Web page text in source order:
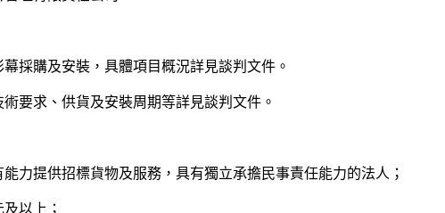
採購及安裝，具體項目概況詳見談判文件。
要求、供貨及安裝周期等詳見談判文件。
力提供招標貨物及服務，具有獨立承擔民事責任能力的法人；
以上；